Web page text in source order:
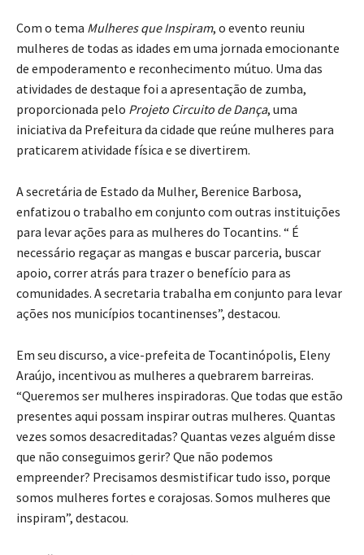
Com o tema Mulheres que Inspiram, o evento reuniu
mulheres de todas as idades em uma jornada emocionante
de empoderamento e reconhecimento mútuo. Uma das
atividades de destaque foi a apresentação de zumba,
proporcionada pelo Projeto Circuito de Dança, uma
iniciativa da Prefeitura da cidade que reúne mulheres para
praticarem atividade física e se divertirem.
A secretária de Estado da Mulher, Berenice Barbosa,
enfatizou o trabalho em conjunto com outras instituições
para levar ações para as mulheres do Tocantins. “ É
necessário regaçar as mangas e buscar parceria, buscar
apoio, correr atrás para trazer o benefício para as
comunidades. A secretaria trabalha em conjunto para levar
ações nos municípios tocantinenses”, destacou.
Em seu discurso, a vice-prefeita de Tocantinópolis, Eleny
Araújo, incentivou as mulheres a quebrarem barreiras.
“Queremos ser mulheres inspiradoras. Que todas que estão
presentes aqui possam inspirar outras mulheres. Quantas
vezes somos desacreditadas? Quantas vezes alguém disse
que não conseguimos gerir? Que não podemos
empreender? Precisamos desmistificar tudo isso, porque
somos mulheres fortes e corajosas. Somos mulheres que
inspiram”, destacou.